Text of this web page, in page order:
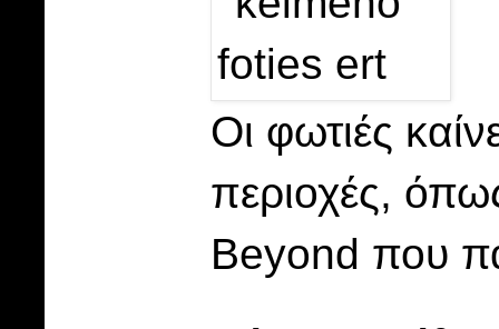
Οι φωτιές
περιοχές,
Beyond που